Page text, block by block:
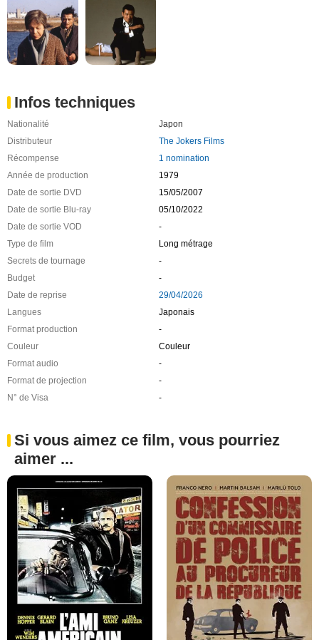
Infos techniques
Nationalité
Japon
Distributeur
The Jokers Films
Récompense
1 nomination
Année de production
1979
Date de sortie DVD
15/05/2007
Date de sortie Blu-ray
05/10/2022
Date de sortie VOD
-
Type de film
Long métrage
Secrets de tournage
-
Budget
-
Date de reprise
29/04/2026
Langues
Japonais
Format production
-
Couleur
Couleur
Format audio
-
Format de projection
-
N° de Visa
-
Si vous aimez ce film, vous pourriez
aimer ...